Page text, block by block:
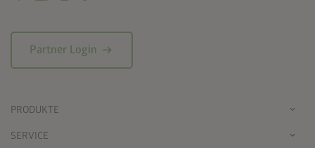
Partner Login arrow_right_alt
PRODUKTE
SERVICE